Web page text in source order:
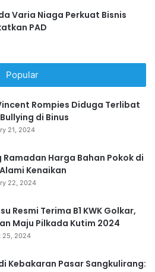
Varia Niaga Perkuat Bisnis
PAD
Popular
Rompies Diduga Terlibat
di Binus
21, 2024
Ramadan Harga Bahan Pokok di
Kenaikan
22, 2024
Resmi Terima B1 KWK Golkar,
Maju Pilkada Kutim 2024
25, 2024
Kebakaran Pasar Sangkulirang: